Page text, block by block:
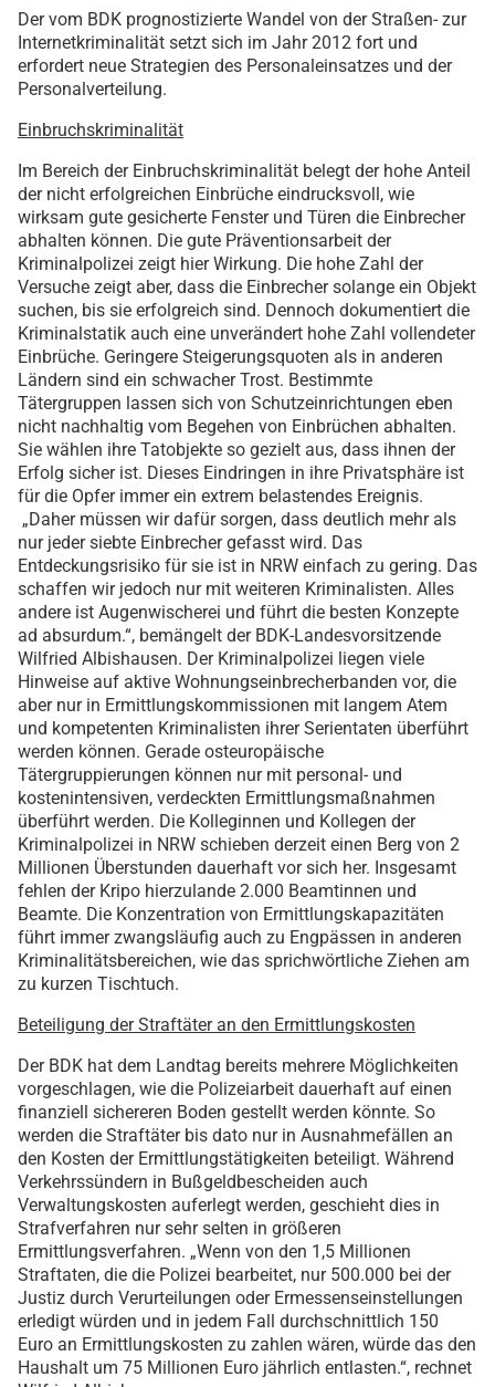
Der vom BDK prognostizierte Wandel von der Straßen- zur
Internetkriminalität setzt sich im Jahr 2012 fort und
erfordert neue Strategien des Personaleinsatzes und der
Personalverteilung.
Einbruchskriminalität
Im Bereich der Einbruchskriminalität belegt der hohe Anteil
der nicht erfolgreichen Einbrüche eindrucksvoll, wie
wirksam gute gesicherte Fenster und Türen die Einbrecher
abhalten können. Die gute Präventionsarbeit der
Kriminalpolizei zeigt hier Wirkung. Die hohe Zahl der
Versuche zeigt aber, dass die Einbrecher solange ein Objekt
suchen, bis sie erfolgreich sind. Dennoch dokumentiert die
Kriminalstatik auch eine unverändert hohe Zahl vollendeter
Einbrüche. Geringere Steigerungsquoten als in anderen
Ländern sind ein schwacher Trost. Bestimmte
Tätergruppen lassen sich von Schutzeinrichtungen eben
nicht nachhaltig vom Begehen von Einbrüchen abhalten.
Sie wählen ihre Tatobjekte so gezielt aus, dass ihnen der
Erfolg sicher ist. Dieses Eindringen in ihre Privatsphäre ist
für die Opfer immer ein extrem belastendes Ereignis.
„Daher müssen wir dafür sorgen, dass deutlich mehr als
nur jeder siebte Einbrecher gefasst wird. Das
Entdeckungsrisiko für sie ist in NRW einfach zu gering. Das
schaffen wir jedoch nur mit weiteren Kriminalisten. Alles
andere ist Augenwischerei und führt die besten Konzepte
ad absurdum.“, bemängelt der BDK-Landesvorsitzende
Wilfried Albishausen. Der Kriminalpolizei liegen viele
Hinweise auf aktive Wohnungseinbrecherbanden vor, die
aber nur in Ermittlungskommissionen mit langem Atem
und kompetenten Kriminalisten ihrer Serientaten überführt
werden können. Gerade osteuropäische
Tätergruppierungen können nur mit personal- und
kostenintensiven, verdeckten Ermittlungsmaßnahmen
überführt werden. Die Kolleginnen und Kollegen der
Kriminalpolizei in NRW schieben derzeit einen Berg von 2
Millionen Überstunden dauerhaft vor sich her. Insgesamt
fehlen der Kripo hierzulande 2.000 Beamtinnen und
Beamte. Die Konzentration von Ermittlungskapazitäten
führt immer zwangsläufig auch zu Engpässen in anderen
Kriminalitätsbereichen, wie das sprichwörtliche Ziehen am
zu kurzen Tischtuch.
Beteiligung der Straftäter an den Ermittlungskosten
Der BDK hat dem Landtag bereits mehrere Möglichkeiten
vorgeschlagen, wie die Polizeiarbeit dauerhaft auf einen
finanziell sichereren Boden gestellt werden könnte. So
werden die Straftäter bis dato nur in Ausnahmefällen an
den Kosten der Ermittlungstätigkeiten beteiligt. Während
Verkehrssündern in Bußgeldbescheiden auch
Verwaltungskosten auferlegt werden, geschieht dies in
Strafverfahren nur sehr selten in größeren
Ermittlungsverfahren. „Wenn von den 1,5 Millionen
Straftaten, die die Polizei bearbeitet, nur 500.000 bei der
Justiz durch Verurteilungen oder Ermessenseinstellungen
erledigt würden und in jedem Fall durchschnittlich 150
Euro an Ermittlungskosten zu zahlen wären, würde das den
Haushalt um 75 Millionen Euro jährlich entlasten.“, rechnet